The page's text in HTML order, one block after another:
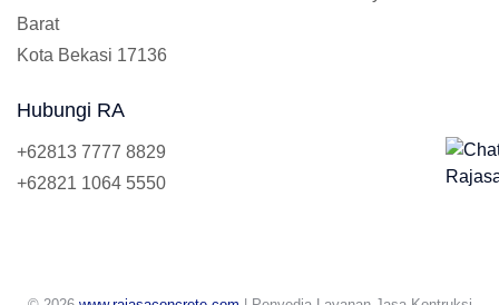
Barat
Kota Bekasi 17136
Hubungi RA
+62813 7777 8829
+62821 1064 5550